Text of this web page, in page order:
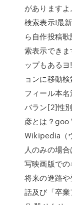
があります
検索表示!最
ら自作投稿
索表示でき
ップもある
ョンに移動
フィール本
バラン[2]性
彦とは？goo
Wikipedia（
人のみの場
写映画版で
将来の進路
話及び「卒